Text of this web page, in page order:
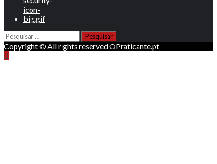
Pesquisar
por:
Copyright © All rights reserved OPraticante.pt